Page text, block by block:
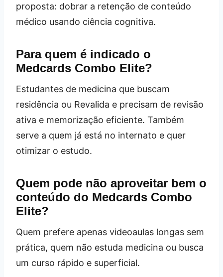
proposta: dobrar a retenção de conteúdo
médico usando ciência cognitiva.
Para quem é indicado o
Medcards Combo Elite?
Estudantes de medicina que buscam
residência ou Revalida e precisam de revisão
ativa e memorização eficiente. Também
serve a quem já está no internato e quer
otimizar o estudo.
Quem pode não aproveitar bem o
conteúdo do Medcards Combo
Elite?
Quem prefere apenas videoaulas longas sem
prática, quem não estuda medicina ou busca
um curso rápido e superficial.